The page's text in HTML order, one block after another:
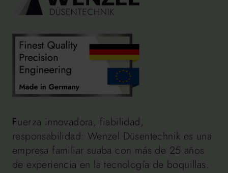
Fuerza innovadora, fiabilidad,
responsabilidad: Wenzel Düsentechnik es una
empresa familiar suaba con más de 25 años
de experiencia en la tecnología de boquillas.